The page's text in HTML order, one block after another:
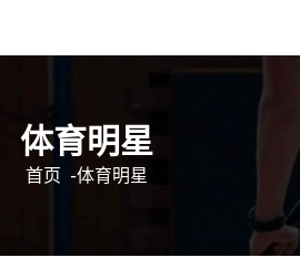
体育明星
首页 -体育明星